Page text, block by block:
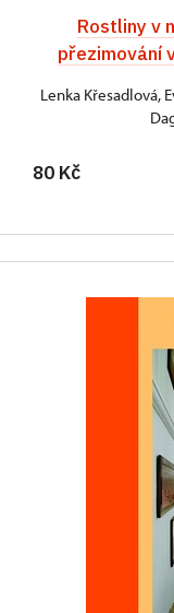
Rostliny v
přezimování
Lenka Křesadlová,
80 Kč